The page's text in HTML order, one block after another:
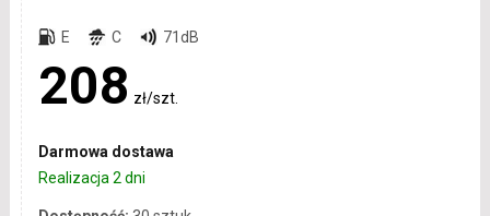
E C 71dB
208 zł/szt.
Darmowa dostawa
Realizacja 2 dni